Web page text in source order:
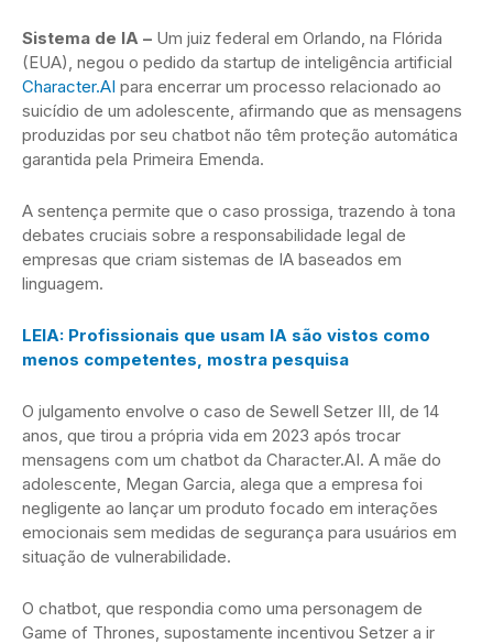
Sistema de IA – Um juiz federal em Orlando, na Flórida
(EUA), negou o pedido da startup de inteligência artificial
Character.AI para encerrar um processo relacionado ao
suicídio de um adolescente, afirmando que as mensagens
produzidas por seu chatbot não têm proteção automática
garantida pela Primeira Emenda.
A sentença permite que o caso prossiga, trazendo à tona
debates cruciais sobre a responsabilidade legal de
empresas que criam sistemas de IA baseados em
linguagem.
LEIA: Profissionais que usam IA são vistos como
menos competentes, mostra pesquisa
O julgamento envolve o caso de Sewell Setzer III, de 14
anos, que tirou a própria vida em 2023 após trocar
mensagens com um chatbot da Character.AI. A mãe do
adolescente, Megan Garcia, alega que a empresa foi
negligente ao lançar um produto focado em interações
emocionais sem medidas de segurança para usuários em
situação de vulnerabilidade.
O chatbot, que respondia como uma personagem de
Game of Thrones, supostamente incentivou Setzer a ir